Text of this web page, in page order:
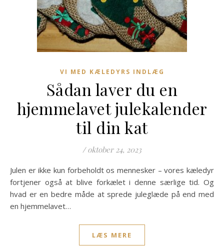
VI MED KÆLEDYRS INDLÆG
Sådan laver du en
hjemmelavet julekalender
til din kat
/ oktober 24, 2023
Julen er ikke kun forbeholdt os mennesker – vores kæledyr
fortjener også at blive forkælet i denne særlige tid. Og
hvad er en bedre måde at sprede juleglæde på end med
en hjemmelavet…
LÆS MERE